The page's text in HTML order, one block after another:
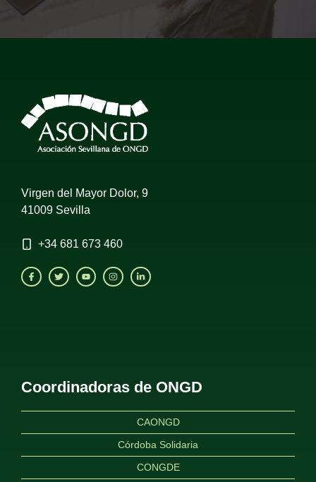
Virgen del Mayor Dolor, 9
41009 Sevilla
+34 681 673 460
Coordinadoras de ONGD
CAONGD
Córdoba Solidaria
CONGDE